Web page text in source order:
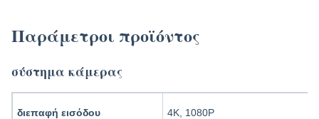
Παράμετροι προϊόντος
σύστημα κάμερας
διεπαφή εισόδου 4K, 1080P